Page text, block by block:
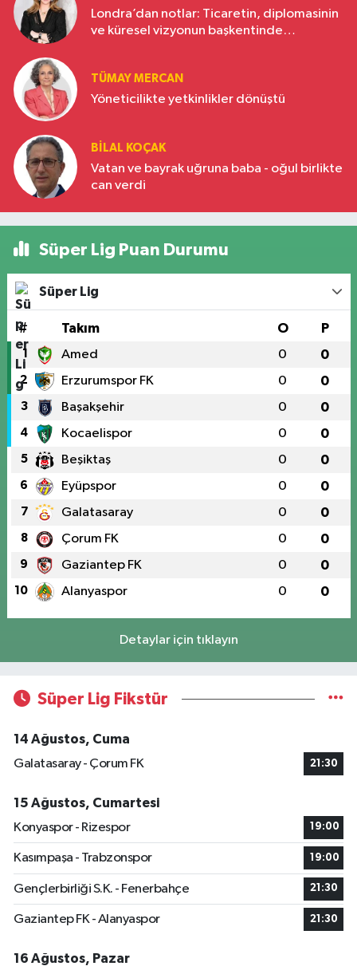
Londra’dan notlar: Ticaretin, diplomasinin
ve küresel vizyonun başkentinde
TÜMAY MERCAN
Yöneticilikte yetkinlikler dönüştü
BILAL KOÇAK
Vatan ve bayrak uğruna baba - oğul birlikte
can verdi
Süper Lig Puan Durumu
Süper Lig
# Takım O P
1 Amed 0 0
2 Erzurumspor FK 0 0
3 Başakşehir 0 0
4 Kocaelispor 0 0
5 Beşiktaş 0 0
6 Eyüpspor 0 0
7 Galatasaray 0 0
8 Çorum FK 0 0
9 Gaziantep FK 0 0
10 Alanyaspor 0 0
Detaylar için tıklayın
Süper Lig Fikstür
14 Ağustos, Cuma
Galatasaray - Çorum FK
21:30
15 Ağustos, Cumartesi
Konyaspor - Rizespor
19:00
Kasımpaşa - Trabzonspor 19:00
Gençlerbirliği S.K. - Fenerbahçe 21:30
Gaziantep FK - Alanyaspor 21:30
16 Ağustos, Pazar